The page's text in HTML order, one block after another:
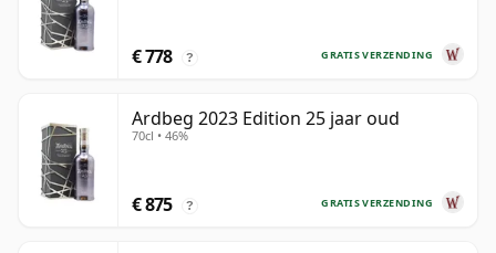
GRATIS VERZENDING
€ 778 ?
Ardbeg 2023 Edition 25 jaar oud
70cl • 46%
GRATIS VERZENDING
€ 875 ?